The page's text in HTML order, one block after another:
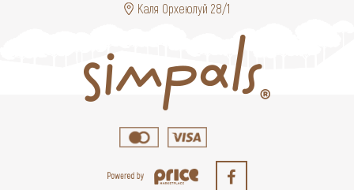
Каля Орхеюлуй 28/1